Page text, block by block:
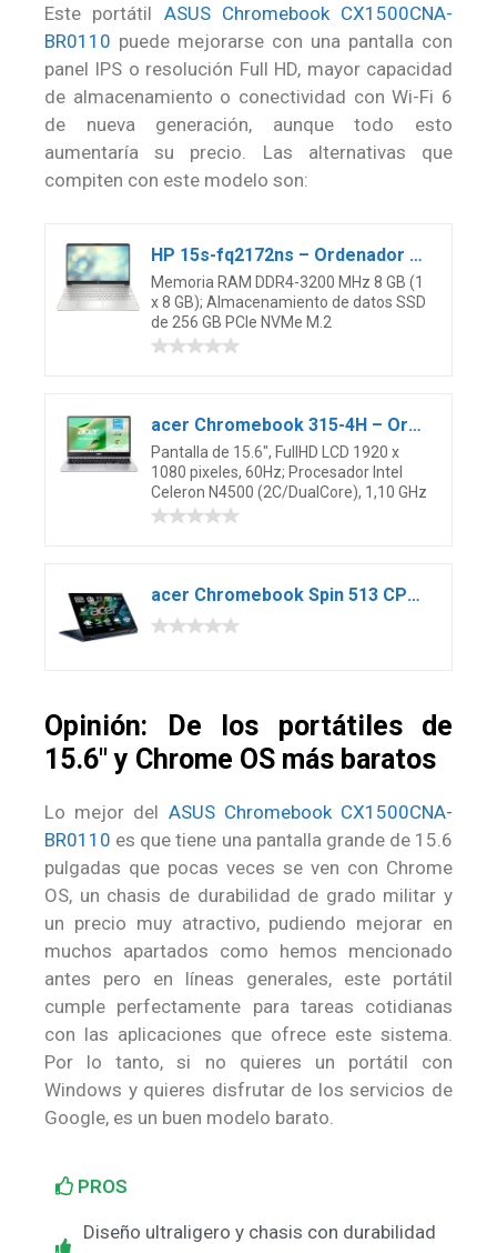
Este portátil ASUS Chromebook CX1500CNA-
BR0110 puede mejorarse con una pantalla con
panel IPS o resolución Full HD, mayor capacidad
de almacenamiento o conectividad con Wi-Fi 6
de nueva generación, aunque todo esto
aumentaría su precio. Las alternativas que
compiten con este modelo son:
HP 15s-fq2172ns – Ordenador Portátil de 15.6″ Full HD (Intel Core i3-1115G4, 8GB RAM, 256GB SSD, Intel UHD Graphics, Sin Sistema Operativo) Plata – Teclado QWERTY Español
Memoria RAM DDR4-3200 MHz 8 GB (1
x 8 GB); Almacenamiento de datos SSD
de 256 GB PCIe NVMe M.2
acer Chromebook 315-4H – Ordenador Portátil de Google 15.6″ FullHD (Intel Celeron N4500, 8GB RAM, 64GB eMMc, Chrome OS) Plata, QWERTY + 3 Meses de Google AI Pro con Gemini Pro y 2TB de Almacenamiento
Pantalla de 15.6″, FullHD LCD 1920 x
1080 pixeles, 60Hz; Procesador Intel
Celeron N4500 (2C/DualCore), 1,10 GHz
acer Chromebook Spin 513 CP513-1H – Ordenador Portátil 2 en 1 Convertible y Táctil 13.3 Full HD IPS (Qualcomm Snapdragon SC7180, 8GB RAM, 64GB SSD, Adreno 618, Chrome OS), PC Portátil Azul – QWERTY
Opinión: De los portátiles de
15.6″ y Chrome OS más baratos
Lo mejor del ASUS Chromebook CX1500CNA-
BR0110 es que tiene una pantalla grande de 15.6
pulgadas que pocas veces se ven con Chrome
OS, un chasis de durabilidad de grado militar y
un precio muy atractivo, pudiendo mejorar en
muchos apartados como hemos mencionado
antes pero en líneas generales, este portátil
cumple perfectamente para tareas cotidianas
con las aplicaciones que ofrece este sistema.
Por lo tanto, si no quieres un portátil con
Windows y quieres disfrutar de los servicios de
Google, es un buen modelo barato.
PROS
Diseño ultraligero y chasis con durabilidad